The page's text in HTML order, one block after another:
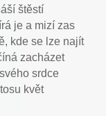
štěstí
je a mizí zas
kde se lze najít
zacházet
srdce
květ